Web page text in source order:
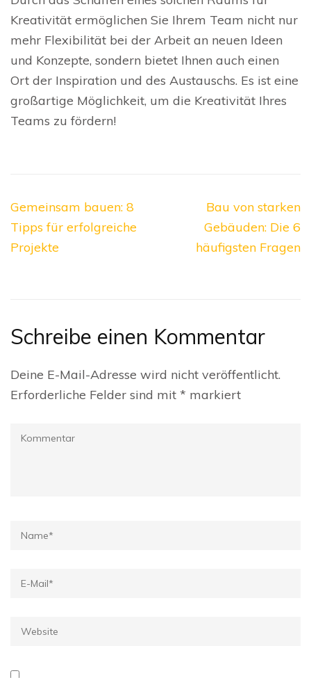
Kreativität ermöglichen Sie Ihrem Team nicht nur
mehr Flexibilität bei der Arbeit an neuen Ideen
und Konzepte, sondern bietet Ihnen auch einen
Ort der Inspiration und des Austauschs. Es ist eine
großartige Möglichkeit, um die Kreativität Ihres
Teams zu fördern!
Beitragsnavigation
Gemeinsam bauen: 8
Tipps für erfolgreiche
Projekte
Bau von starken
Gebäuden: Die 6
häufigsten Fragen
Schreibe einen Kommentar
Deine E-Mail-Adresse wird nicht veröffentlicht.
Erforderliche Felder sind mit * markiert
Kommentar
Name*
E-
Website